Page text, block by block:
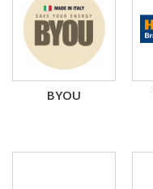
BYOU